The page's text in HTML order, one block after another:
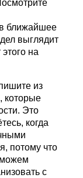
в ближайшее
выглядит
на
из
которые
Это
когда
потому что
можем
с